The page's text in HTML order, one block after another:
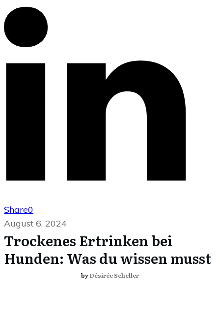
Share0
August 6, 2024
Trockenes Ertrinken bei
Hunden: Was du wissen musst
byDésirée Scheller